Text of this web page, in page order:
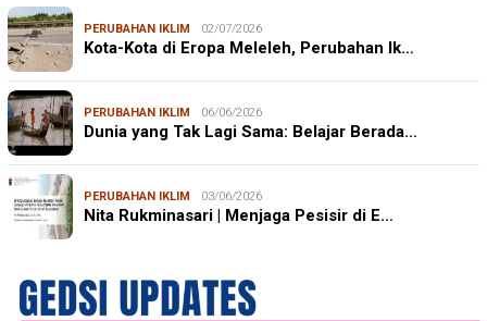
PERUBAHAN IKLIM 02/07/2026
Kota-Kota di Eropa Meleleh, Perubahan Ik…
PERUBAHAN IKLIM 06/06/2026
Dunia yang Tak Lagi Sama: Belajar Berada…
PERUBAHAN IKLIM 03/06/2026
Nita Rukminasari | Menjaga Pesisir di E…